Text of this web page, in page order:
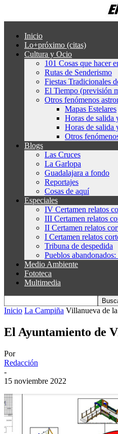
Inicio
Lo+próximo (citas)
Cultura y Ocio
101 Cosas que hacer
Rutas de Senderismo
Fiestas Tradicionales
El Tiempo (previsión
Otros fenómenos
Mapas Estelares
Horas de salida
Horas de salida
Otros
Blogs
Las Cruces
La Garlopa
Guadalajara a fondo
Reportajes
Cosas de aquí
Especiales
IV Certamen relatos
III Certamen relatos
II Certamen relatos
I Certamen relatos
Tribuna de despedida
Pueblos abandonados:
Medio Ambiente
Fototeca
Multimedia
Inicio La Campiña Villanueva de
El Ayuntamiento de
Por
Redacción
-
15 noviembre 2022